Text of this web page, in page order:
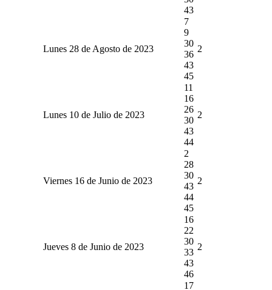
43
Lunes 28 de Agosto de 2023
7
9
30
36
43
45
2
Lunes 10 de Julio de 2023
11
16
26
30
43
44
2
Viernes 16 de Junio de 2023
2
28
30
43
44
45
2
Jueves 8 de Junio de 2023
16
22
30
33
43
46
2
17